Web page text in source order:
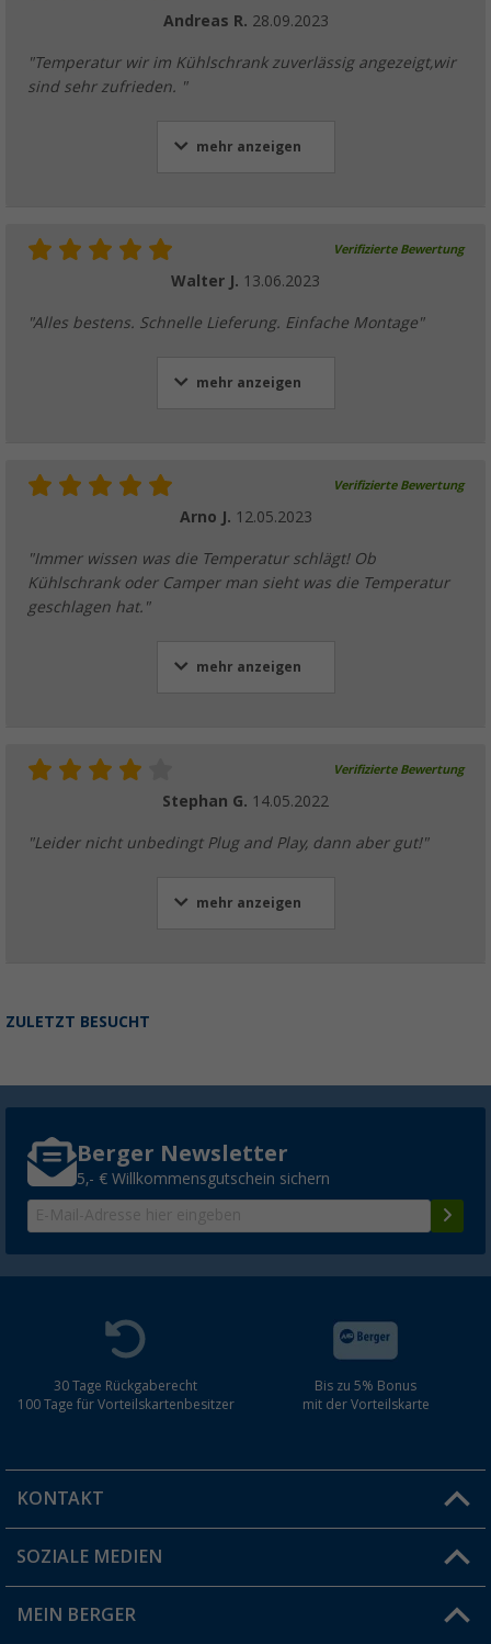
Andreas R. 28.09.2023
"Temperatur wir im Kühlschrank zuverlässig angezeigt,wir
sind sehr zufrieden. "
mehr anzeigen
Verifizierte Bewertung
Walter J. 13.06.2023
"Alles bestens. Schnelle Lieferung. Einfache Montage"
mehr anzeigen
Verifizierte Bewertung
Arno J. 12.05.2023
"Immer wissen was die Temperatur schlägt! Ob
Kühlschrank oder Camper man sieht was die Temperatur
geschlagen hat."
mehr anzeigen
Verifizierte Bewertung
Stephan G. 14.05.2022
"Leider nicht unbedingt Plug and Play, dann aber gut!"
mehr anzeigen
ZULETZT BESUCHT
Berger Newsletter
5,- € Willkommensgutschein sichern
30 Tage Rückgaberecht
100 Tage für Vorteilskartenbesitzer
Bis zu 5% Bonus
mit der Vorteilskarte
KONTAKT
Du hast eine Frage?
Filiale finden
SOZIALE MEDIEN
MEIN BERGER